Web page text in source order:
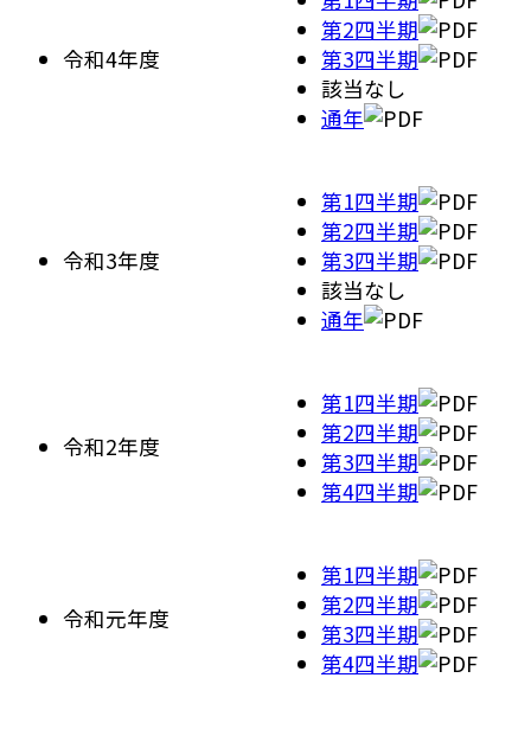
令和4年度
第2四半期
第3四半期
該当なし
通年
令和3年度
第1四半期
第2四半期
第3四半期
該当なし
通年
令和2年度
第1四半期
第2四半期
第3四半期
第4四半期
令和元年度
第1四半期
第2四半期
第3四半期
第4四半期